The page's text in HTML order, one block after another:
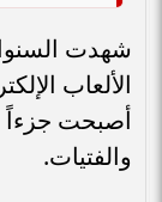
شهدت
الألعاب
أصبحت جزءاً
والفتيات.